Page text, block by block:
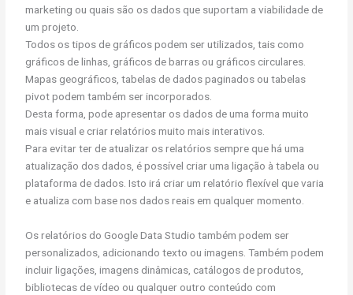
marketing ou quais são os dados que suportam a viabilidade de
um projeto.
Todos os tipos de gráficos podem ser utilizados, tais como
gráficos de linhas, gráficos de barras ou gráficos circulares.
Mapas geográficos, tabelas de dados paginados ou tabelas
pivot podem também ser incorporados.
Desta forma, pode apresentar os dados de uma forma muito
mais visual e criar relatórios muito mais interativos.
Para evitar ter de atualizar os relatórios sempre que há uma
atualização dos dados, é possível criar uma ligação à tabela ou
plataforma de dados. Isto irá criar um relatório flexível que varia
e atualiza com base nos dados reais em qualquer momento.
Os relatórios do Google Data Studio também podem ser
personalizados, adicionando texto ou imagens. Também podem
incluir ligações, imagens dinâmicas, catálogos de produtos,
bibliotecas de vídeo ou qualquer outro conteúdo com